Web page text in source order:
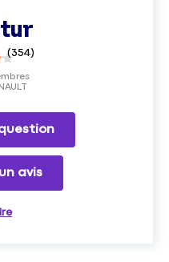
(354)
avis